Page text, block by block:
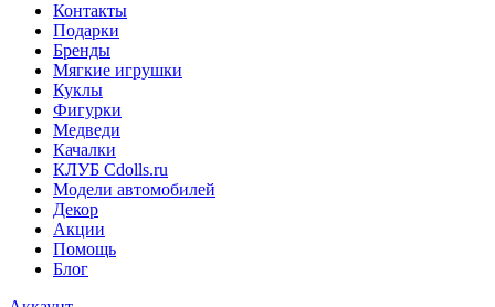
Контакты
Подарки
Бренды
Мягкие игрушки
Куклы
Фигурки
Медведи
Качалки
КЛУБ Cdolls.ru
Модели автомобилей
Декор
Акции
Помощь
Блог